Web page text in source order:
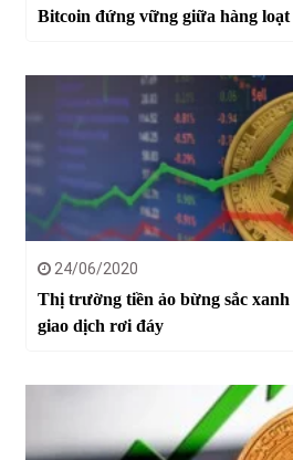
Bitcoin đứng vững giữa hàng loạt
24/06/2020
Thị trường tiền ảo bừng sắc
giao dịch rơi đáy